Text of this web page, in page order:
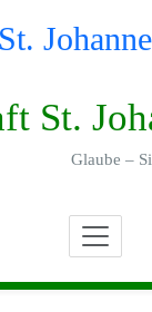
St.
Glaube –